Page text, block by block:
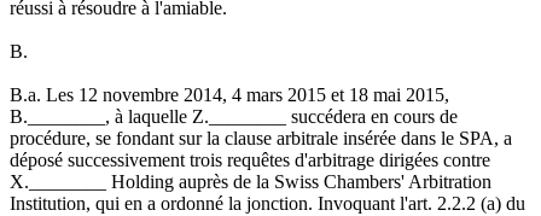
réussi à résoudre à l'amiable.
B.
B.a. Les 12 novembre 2014, 4 mars 2015 et 18 mai 2015,
B.________, à laquelle Z.________ succédera en cours de
procédure, se fondant sur la clause arbitrale insérée dans le SPA, a
déposé successivement trois requêtes d'arbitrage dirigées contre
X.________ Holding auprès de la Swiss Chambers' Arbitration
Institution, qui en a ordonné la jonction. Invoquant l'art. 2.2.2 (a) du